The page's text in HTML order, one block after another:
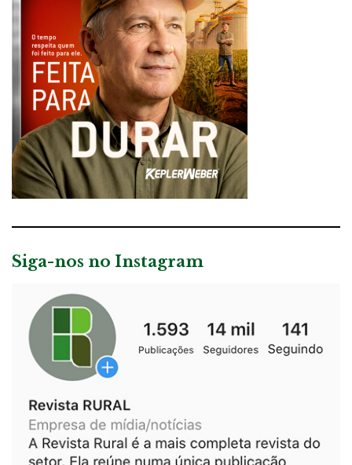
Siga-nos no Instagram